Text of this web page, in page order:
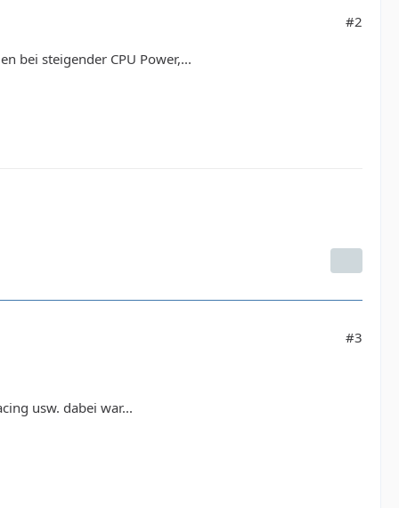
#2
bei steigender CPU Power,...
#3
usw. dabei war...